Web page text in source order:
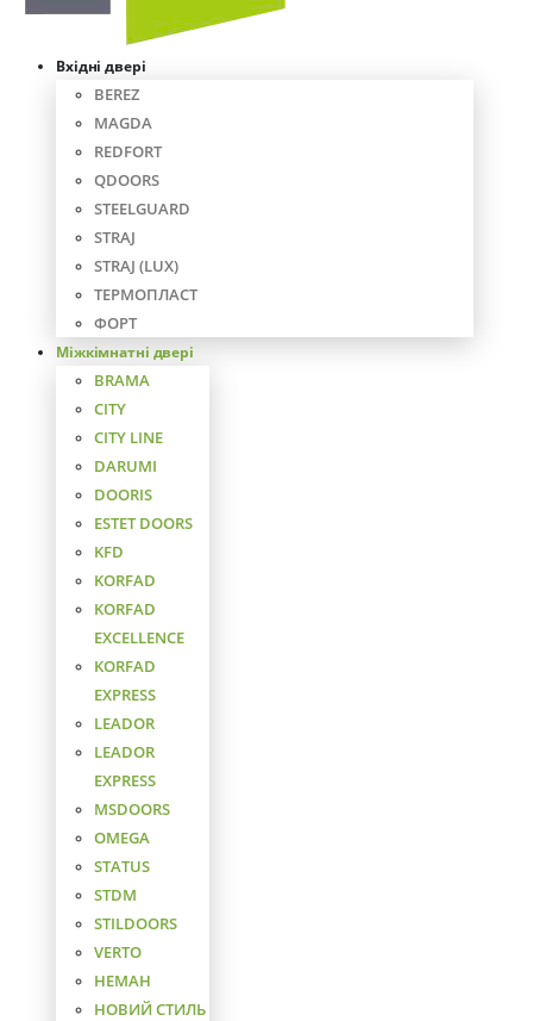
Вхідні двері
BEREZ
MAGDA
REDFORT
QDOORS
STEELGUARD
STRAJ
STRAJ (LUX)
ТЕРМОПЛАСТ
ФОРТ
Міжкімнатні двері
BRAMA
CITY
CITY LINE
DARUMI
DOORIS
ESTET DOORS
KFD
KORFAD
KORFAD
EXCELLENCE
KORFAD
EXPRESS
LEADOR
LEADOR
EXPRESS
MSDOORS
OMEGA
STATUS
STDM
STILDOORS
VERTO
НЕМАН
НОВИЙ СТИЛЬ